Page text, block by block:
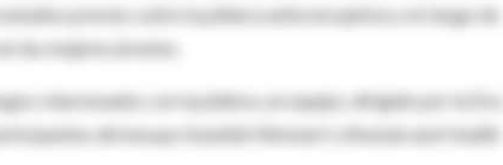
previos sobre la píldora anticonceptiva y el riesgo de
las mujeres jóvenes.
relacionados con la píldora, un equipo, dirigido por la
del ensayo Swedish Women's Lifestyle and Health